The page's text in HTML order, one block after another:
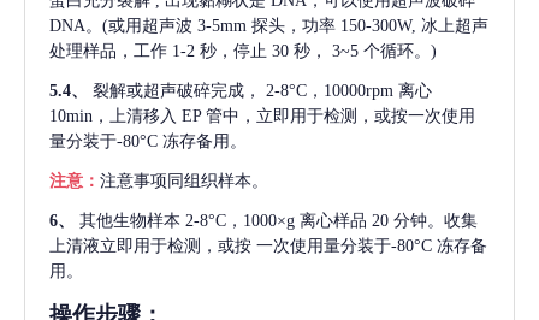
DNA。(或用超声波 3-5mm 探头，功率 150-300W, 冰上超声
处理样品，工作 1-2 秒，停止 30 秒， 3~5 个循环。)
5.4、 裂解或超声破碎完成，
2-8°C，10000rpm 离心
10min，上清移入 EP 管中，立即用于检测，或按一次使用
量分装于-80°C 冻存备用。
注意： 注意事项同组织样本。
6、 其他生物样本 2-8°C，1000×g 离心样品 20 分钟。收集
上清液立即用于检测，或按 一次使用量分装于-80°C 冻存备
用。
操作步骤：